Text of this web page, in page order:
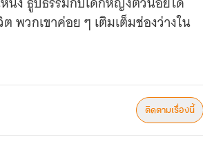
พวกเขาค่อย ๆ เติมเต็มช่องว่างใน
ติดตามเรื่องนี้